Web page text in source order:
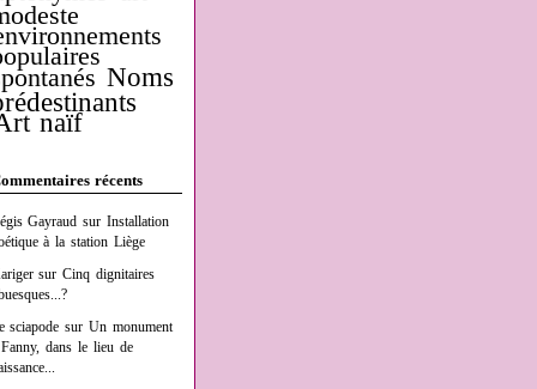
Noms
naïf
récents
Gayraud surInstallation
à la station Liège
surCinq dignitaires
sciapode surUn monument
dans le lieu de